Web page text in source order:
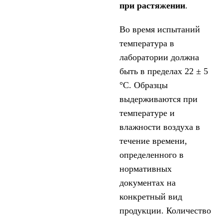
при растяжении.
Во время испытаний
температура в
лаборатории должна
быть в пределах 22 ± 5
°С. Образцы
выдерживаются при
температуре и
влажности воздуха в
течение времени,
определенного в
нормативных
документах на
конкретный вид
продукции. Количество